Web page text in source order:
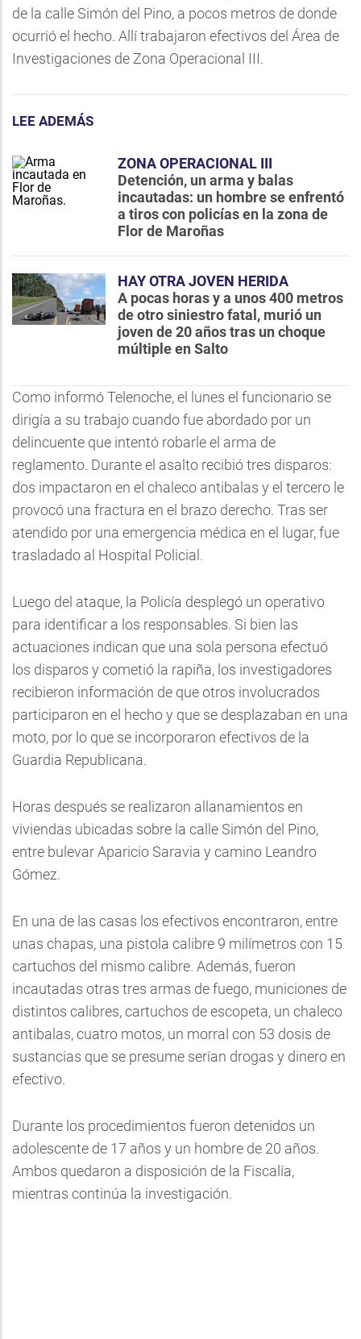
de la calle Simón del Pino, a pocos metros de donde
ocurrió el hecho. Allí trabajaron efectivos del Área de
Investigaciones de Zona Operacional III.
LEE ADEMÁS
ZONA OPERACIONAL III
Detención, un arma y balas
incautadas: un hombre se enfrentó
a tiros con policías en la zona de
Flor de Maroñas
HAY OTRA JOVEN HERIDA
A pocas horas y a unos 400 metros
de otro siniestro fatal, murió un
joven de 20 años tras un choque
múltiple en Salto
Como informó Telenoche, el lunes el funcionario se
dirigía a su trabajo cuando fue abordado por un
delincuente que intentó robarle el arma de
reglamento. Durante el asalto recibió tres disparos:
dos impactaron en el chaleco antibalas y el tercero le
provocó una fractura en el brazo derecho. Tras ser
atendido por una emergencia médica en el lugar, fue
trasladado al Hospital Policial.
Luego del ataque, la Policía desplegó un operativo
para identificar a los responsables. Si bien las
actuaciones indican que una sola persona efectuó
los disparos y cometió la rapiña, los investigadores
recibieron información de que otros involucrados
participaron en el hecho y que se desplazaban en una
moto, por lo que se incorporaron efectivos de la
Guardia Republicana.
Horas después se realizaron allanamientos en
viviendas ubicadas sobre la calle Simón del Pino,
entre bulevar Aparicio Saravia y camino Leandro
Gómez.
En una de las casas los efectivos encontraron, entre
unas chapas, una pistola calibre 9 milímetros con 15
cartuchos del mismo calibre. Además, fueron
incautadas otras tres armas de fuego, municiones de
distintos calibres, cartuchos de escopeta, un chaleco
antibalas, cuatro motos, un morral con 53 dosis de
sustancias que se presume serían drogas y dinero en
efectivo.
Durante los procedimientos fueron detenidos un
adolescente de 17 años y un hombre de 20 años.
Ambos quedaron a disposición de la Fiscalía,
mientras continúa la investigación.